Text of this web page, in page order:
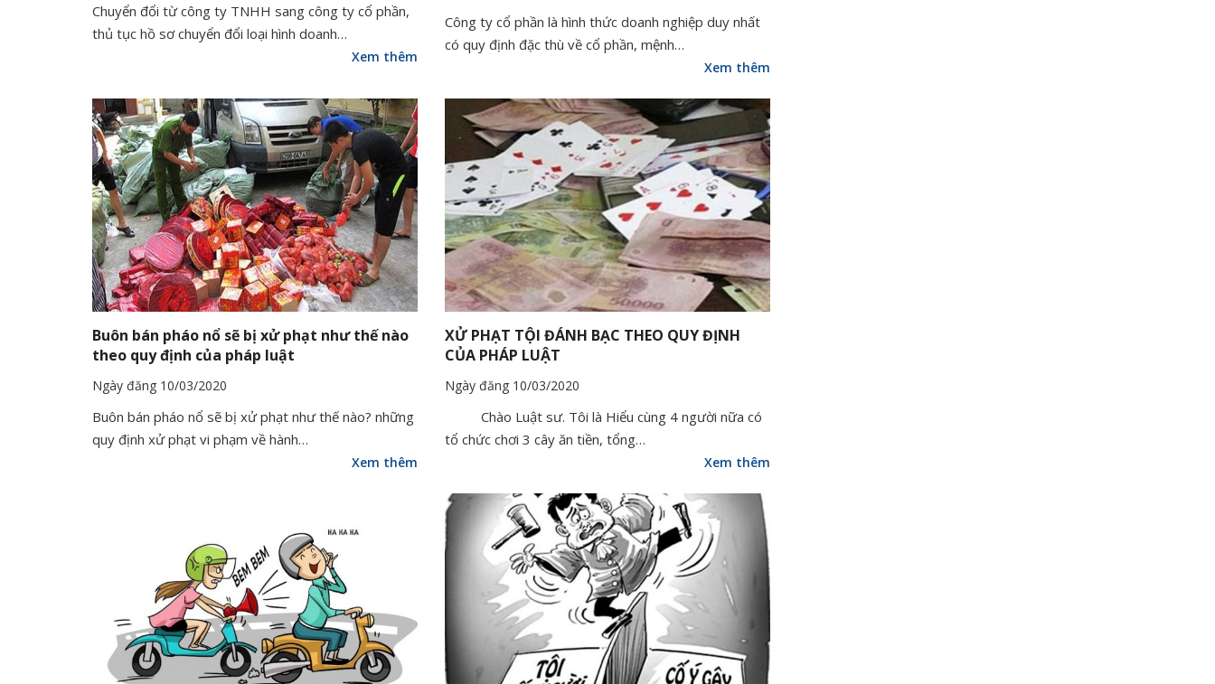
Chuyển đổi từ công ty TNHH sang công ty cổ phần,
thủ tục hồ sơ chuyển đổi loại hình doanh…
Xem thêm
Công ty cổ phần là hình thức doanh nghiệp duy nhất
có quy định đặc thù về cổ phần, mệnh…
Xem thêm
Buôn bán pháo nổ sẽ bị xử phạt như thế nào
theo quy định của pháp luật
Ngày đăng 10/03/2020
Buôn bán pháo nổ sẽ bị xử phạt như thế nào? những
quy định xử phạt vi phạm về hành…
Xem thêm
XỬ PHẠT TỘI ĐÁNH BẠC THEO QUY ĐỊNH
CỦA PHÁP LUẬT
Ngày đăng 10/03/2020
Chào Luật sư. Tôi là Hiểu cùng 4 người nữa có
tổ chức chơi 3 cây ăn tiền, tổng…
Xem thêm